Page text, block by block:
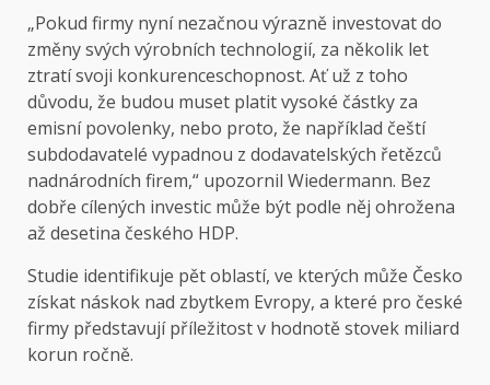
„Pokud firmy nyní nezačnou výrazně investovat do
změny svých výrobních technologií, za několik let
ztratí svoji konkurenceschopnost. Ať už z toho
důvodu, že budou muset platit vysoké částky za
emisní povolenky, nebo proto, že například čeští
subdodavatelé vypadnou z dodavatelských řetězců
nadnárodních firem,“ upozornil Wiedermann. Bez
dobře cílených investic může být podle něj ohrožena
až desetina českého HDP.
Studie identifikuje pět oblastí, ve kterých může Česko
získat náskok nad zbytkem Evropy, a které pro české
firmy představují příležitost v hodnotě stovek miliard
korun ročně.